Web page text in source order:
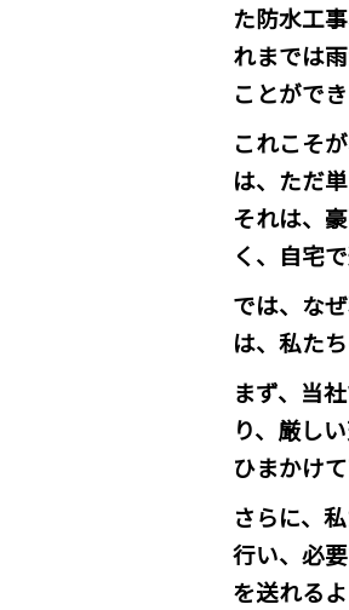
た防水工
れまでは
ことができ
これこそ
は、ただ
それは、
く、自宅
では、な
は、私た
まず、当
り、厳し
ひまかけ
さらに、
行い、必
を送れる